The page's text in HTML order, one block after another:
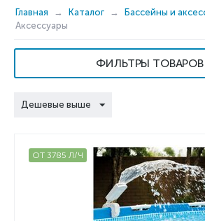
Главная Каталог
Бассейны и
Аксессуары
ФИЛЬТРЫ ТОВАРОВ
Дешевые выше
ОТ 3785 Л/Ч